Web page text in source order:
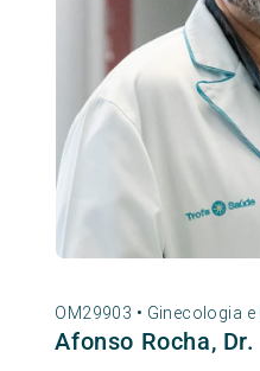
OM29903 • Ginecologia
Afonso Rocha, Dr.